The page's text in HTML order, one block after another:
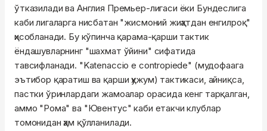
ўтказилади ва Англия Премьер-лигаси ёки Бундеслига
каби лигаларга нисбатан "жисмоний жиҳатдан енгилроқ"
ҳисобланади. Бу кўпинча қарама-қарши тактик
ёндашувларнинг "шахмат ўйини" сифатида
тавсифланади. "Katenaccio e contropiede" (мудофаага
эътибор қаратиш ва қарши ҳужум) тактикаси, айниқса,
пастки ўринлардаги жамоалар орасида кенг тарқалган,
аммо "Рома" ва "Ювентус" каби етакчи клублар
томонидан ҳам қўлланилади.